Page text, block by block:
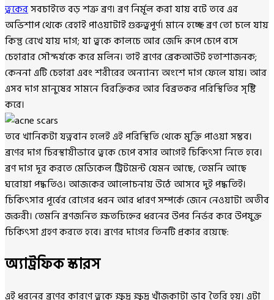
ত্বকেরসবচাইতে বড় শত্রু ব্রণ। ব্রণ নির্মূল করা যায় বটে তবে এর
অভিশাপ থেকে রেহাই পাওয়াটাই গুরুত্বপূর্ণ। মানে হচ্ছে ব্রণ তো চলে যায়
কিন্তু রেখে যায় দাগ; যা ত্বকে কালচে আর জেদি রূপে চেপে বসে
চেহারার সৌন্দর্যকে করে মলিন। তাই ব্রণের ব্রেকআউট হতাশাজনক;
কেননা এটি চেহারা এবং শরীরের অন্যান্য অংশে দাগ ফেলে যায়। আর
এসব দাগ মানুষের সামনে বিরক্তিকর আর বিব্রতকর পরিস্থিতির সৃষ্টি
করে।
তবে খানিকটা যত্নবান হলেই এই পরিস্থিতি থেকে মুক্তি পাওয়া সম্ভব।
ব্রণের দাগ চিরস্থায়ীভাবে ত্বকে চেপে বসার আগেই চিকিৎসা নিতে হবে।
ব্রণ দাগ দূর করতে মেডিকেল ট্রিটমেন্ট যেমন আছে, তেমনি আছে
ঘরোয়া পদ্ধতিও। আজকের আলোচনায় উঠে আসবে দুই পদ্ধতিই।
চিকিৎসার পূর্বের রোগের ধরন আর ধারণ সম্পর্কে জেনে নেওয়াটা অতীব
জরুরী। তেমনি ব্রণজনিত ক্ষতচিহ্নের ধরনের উপর নির্ভর করে উপযুক্ত
চিকিৎসা গ্রহণ করতে হবে। ব্রণের দাগের তিনটি প্রকার রয়েছে:
অ্যাট্রফিক স্কারস
এই ধরনের ব্রণের কারণে ত্বকে ক্ষুদ্র ক্ষুদ্র খাঁজকাটা ভাব তৈরি হয়। এটা